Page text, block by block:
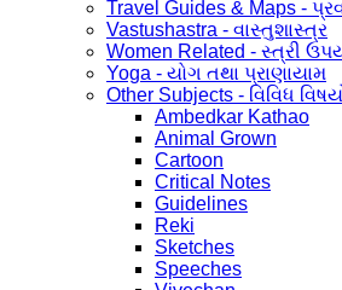
Travel Guides & Maps -
Vastushastra - વાસ્તુશાસ્ત્ર
Women Related - સ્ત્રી
Yoga - યોગ તથા પ્રાણાયામ
Other Subjects - વિવિધ
Ambedkar Kathao
Animal Grown
Cartoon
Critical Notes
Guidelines
Reki
Sketches
Speeches